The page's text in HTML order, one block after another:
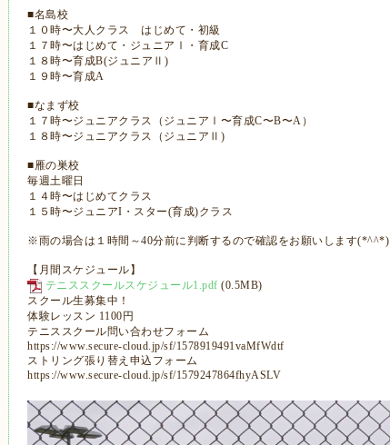
■名島校
１０時〜大人クラス はじめて・初級
１７時〜はじめて・ジュニアⅠ・育成C
１８時〜育成B(ジュニアⅡ)
１９時〜育成A
■なまず校
１７時〜ジュニアクラス（ジュニアⅠ〜育成C〜B〜A）
１８時〜ジュニアクラス（ジュニアⅡ)
■雁の巣校
毎週土曜日
１４時〜はじめてクラス
１５時〜ジュニアI・スター(育成)クラス
※雨の場合は１時間～40分前に判断するので確認をお願いします(*^^*)
【月間スケジュール】
テニススクールスケジュール1.pdf (0.5MB)
スクール生募集中！
体験レッスン 1100円
テニススクール問い合わせフォーム
https://www.secure-cloud.jp/sf/1578919491vaMfWdtf
ストリング張り替え申込フォーム
https://www.secure-cloud.jp/sf/1579247864fhyASLV